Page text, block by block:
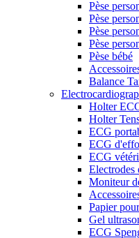
Pèse
Pèse
Pèse
Pèse
Pèse bébé
Balance
Holter
Holter
ECG
ECG
ECG
Electrodes
Moniteur
Papier
Gel
ECG